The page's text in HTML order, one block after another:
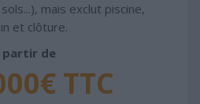
mais exclut piscine,
et clôture.
partir de
TTC